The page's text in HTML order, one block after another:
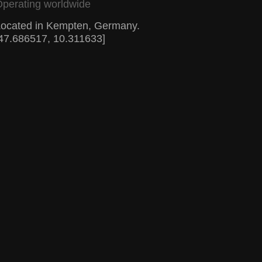
worldwide
in Kempten, Germany.
10.311633]